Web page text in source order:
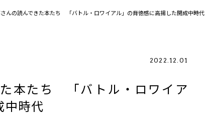
んの読んできた本たち 「バトル・ロワイアル」の背徳感に高揚した開成中時代
2022.12.01
本たち 「バトル・ロワイア
中時代